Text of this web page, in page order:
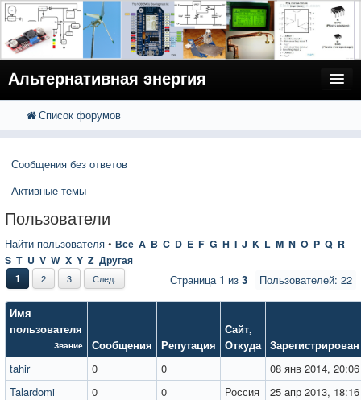
Альтернативная энергия
FAQ
Вход
Расширенный поиск
Список форумов
Сообщения без ответов
Активные темы
Пользователи
Найти пользователя • Все A B C D E F G H I J K L M N O P Q R
S T U V W X Y Z Другая
Пользователей: 22
1 2 3 След. Страница1 из 3
Имя
пользователя
Звание Сообщения Репутация
Сайт,
Откуда Зарегистрирован
tahir
0 0
08 янв 2014, 20:06
Talardomi
0 0 Россия
25 апр 2013, 18:16